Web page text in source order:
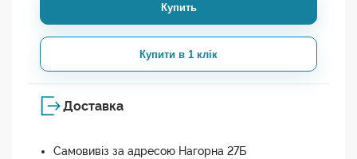
Купить
Купити в 1 клік
Доставка
Самовивіз за адресою Нагорна 27Б